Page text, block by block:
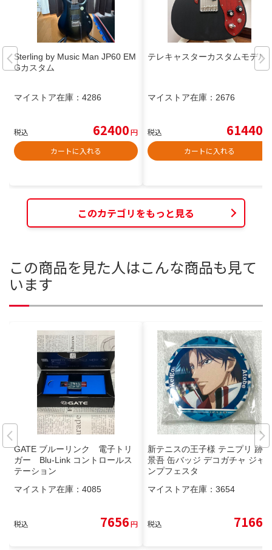
Sterling by Music Man JP60 EM
Gカスタム
マイストア在庫： 4286
税込 62400円
カートに入れる
テレキャスターカスタムモデル
マイストア在庫： 2676
税込 61440
カートに入れる
このカテゴリをもっと見る
この商品を見た人はこんな商品も見て
います
GATE ブルーリンク 電子トリ
ガー Blu-Link コントロールス
テーション
マイストア在庫： 4085
税込 7656円
新テニスの王子様 テニプリ 跡部
景吾 缶バッジ デコガチャ ジャ
ンプフェスタ
マイストア在庫： 3654
税込 7166